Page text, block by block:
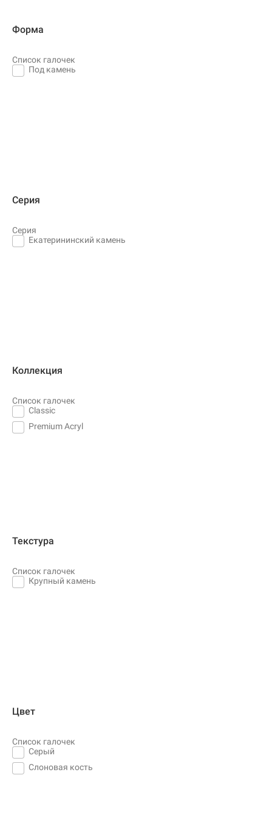
Форма
Список галочек
Под камень
Серия
Серия
Екатерининский камень
Коллекция
Список галочек
Classic
Premium Acryl
Текстура
Список галочек
Крупный камень
Цвет
Список галочек
Серый
Слоновая кость